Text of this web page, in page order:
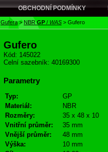
OBCHODNÍ PODMÍNKY
Gufera> NBRGP / WAS > Gufero
Gufero
Kód: 145022
Celní sazebník: 40169300
Parametry
Typ:
GP
Materiál:
NBR
Rozměry:
35 x 48 x 10
Vnitřní průměr:
35 mm
Vnější průměr:
48 mm
Výška:
10 mm